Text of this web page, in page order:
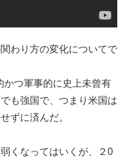
わり方の変化についてで
かつ軍事的に史上未曾有
も強国で、つまり米国は
ずに済んだ。
くなってはいくが、２ 0